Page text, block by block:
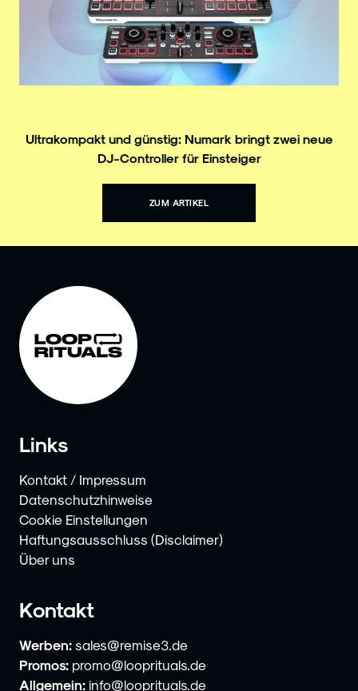
Ultrakompakt und günstig: Numark bringt zwei neue
DJ-Controller für Einsteiger
ZUM ARTIKEL
Links
Kontakt / Impressum
Datenschutzhinweise
Cookie Einstellungen
Haftungsausschluss (Disclaimer)
Über uns
Kontakt
Werben: sales@remise3.de
Promos: promo@looprituals.de
Allgemein: info@looprituals.de